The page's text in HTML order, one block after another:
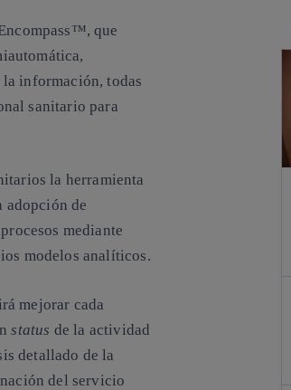
que
información, todas
sanitario para
la herramienta
adopción de
mediante
modelos analíticos.
mejorar cada
status de la actividad
detallado de la
del servicio